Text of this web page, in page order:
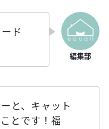
ド
と、キャット
とです！福